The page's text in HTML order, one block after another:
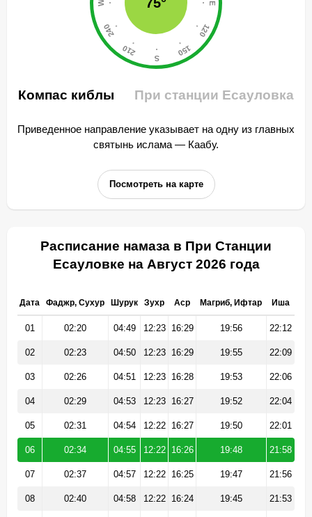
Компас киблы При станции Есауловка
Приведенное направление указывает на одну из главных
святынь ислама — Каабу.
Посмотреть на карте
Расписание намаза в При Станции
Есауловке на Август 2026 года
Дата Фаджр, Сухур Шурук Зухр Аср Магриб, Ифтар Иша
01 02:20 04:49 12:23 16:29 19:56 22:12
02 02:23 04:50 12:23 16:29 19:55 22:09
03 02:26 04:51 12:23 16:28 19:53 22:06
04 02:29 04:53 12:23 16:27 19:52 22:04
05 02:31 04:54 12:22 16:27 19:50 22:01
06 02:34 04:55 12:22 16:26 19:48 21:58
07 02:37 04:57 12:22 16:25 19:47 21:56
08 02:40 04:58 12:22 16:24 19:45 21:53